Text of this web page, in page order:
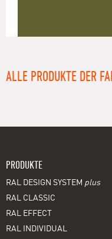
ALLE PRODUKTE DER
PRODUKTE
RAL DESIGN SYSTEM plus
RAL CLASSIC
RAL EFFECT
RAL INDIVIDUAL